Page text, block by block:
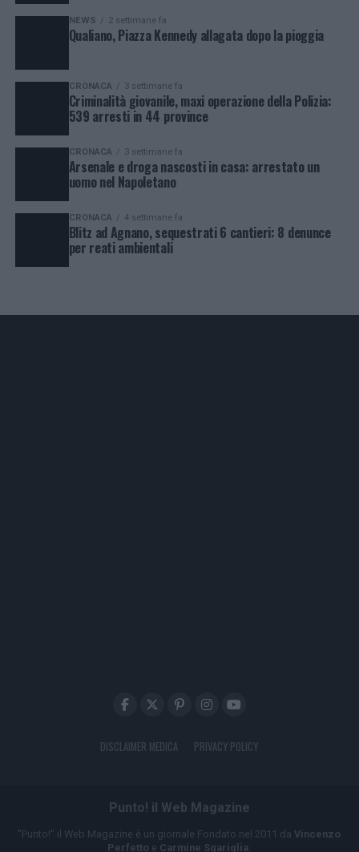
NEWS 2 settimane fa
Qualiano, Piazza Kennedy allagata dopo la pioggia
CRONACA 3 settimane fa
Criminalità giovanile, maxi operazione della Polizia:
539 arresti in 44 province
CRONACA 3 settimane fa
Arsenale e droga nascosti in casa: arrestato un
uomo nel Napoletano
CRONACA 4 settimane fa
Blitz ad Agnano, sequestrati 6 cantieri: 8 denunce
per reati ambientali
DISCLAIMER MEDICA PRIVACY POLICY
Punto! il Web Magazine
"Punto!" il Web Magazine è un giornale Fondato nel 2011 da Vincenzo
Perfetto e Carmine Sgariglia